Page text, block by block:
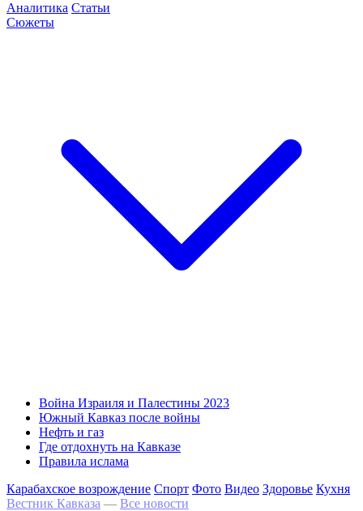
Аналитика Статьи
Сюжеты
Война Израиля и Палестины 2023
Южный Кавказ после войны
Нефть и газ
Где отдохнуть на Кавказе
Правила ислама
Карабахское возрождение Спорт Фото Видео Здоровье Кухня
Вестник Кавказа — Все новости